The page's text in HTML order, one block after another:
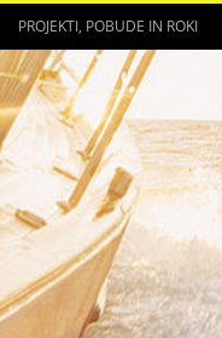
PROJEKTI, POBUDE IN ROKI